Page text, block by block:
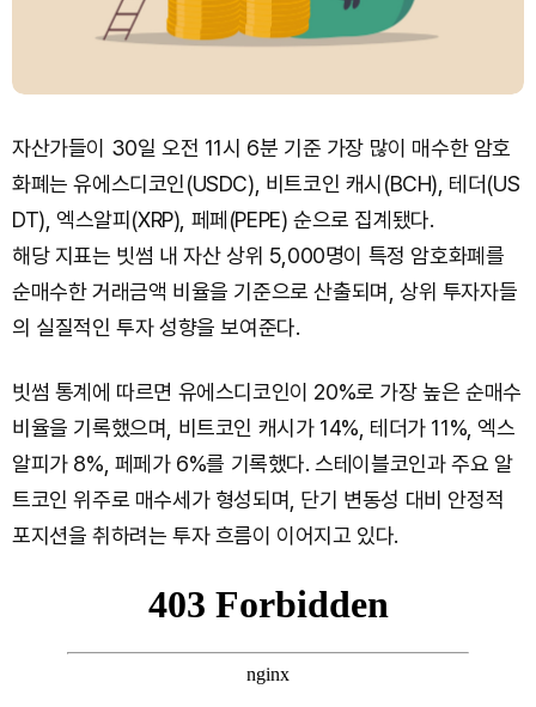
자산가들이 30일 오전 11시 6분 기준 가장 많이 매수한 암호
화폐는 유에스디코인(USDC), 비트코인 캐시(BCH), 테더(US
DT), 엑스알피(XRP), 페페(PEPE) 순으로 집계됐다.
해당 지표는 빗썸 내 자산 상위 5,000명이 특정 암호화폐를
순매수한 거래금액 비율을 기준으로 산출되며, 상위 투자자들
의 실질적인 투자 성향을 보여준다.
빗썸 통계에 따르면 유에스디코인이 20%로 가장 높은 순매수
비율을 기록했으며, 비트코인 캐시가 14%, 테더가 11%, 엑스
알피가 8%, 페페가 6%를 기록했다. 스테이블코인과 주요 알
트코인 위주로 매수세가 형성되며, 단기 변동성 대비 안정적
포지션을 취하려는 투자 흐름이 이어지고 있다.